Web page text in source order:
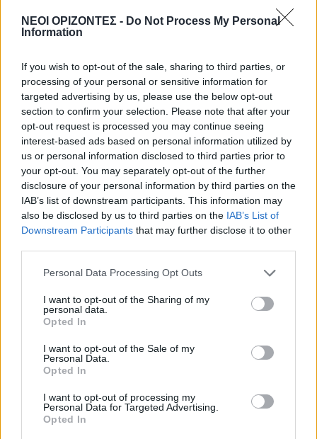
ΝΕΟΙ ΟΡΙΖΟΝΤΕΣ - Do Not Process My Personal
Information
If you wish to opt-out of the sale, sharing to third parties, or
processing of your personal or sensitive information for
targeted advertising by us, please use the below opt-out
section to confirm your selection. Please note that after your
opt-out request is processed you may continue seeing
interest-based ads based on personal information utilized by
us or personal information disclosed to third parties prior to
your opt-out. You may separately opt-out of the further
disclosure of your personal information by third parties on the
IAB’s list of downstream participants. This information may
also be disclosed by us to third parties on the IAB’s List of
Downstream Participants that may further disclose it to other
Personal Data Processing Opt Outs
I want to opt-out of the Sharing of my
personal data.
Opted In
I want to opt-out of the Sale of my
Personal Data.
Opted In
I want to opt-out of processing my
Personal Data for Targeted Advertising.
Opted In
ΕΝΔΙΑΦΕΡΟΝΤΑ
8 Αυγούστου 2026 08:08
Δημοφιλή αυτή την εβδομάδα